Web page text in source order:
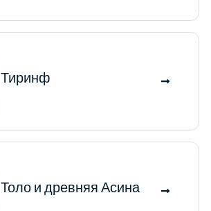
Тиринф
Толо и древняя Асина